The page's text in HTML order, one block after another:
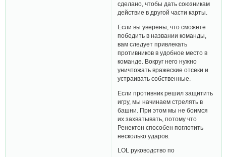
сделано, чтобы дать союзникам
действие в другой части карты.
Если вы уверены, что сможете
победить в названии команды,
вам следует привлекать
противников в удобное место в
команде. Вокруг него нужно
уничтожать вражеские отсеки и
устраивать собственные.
Если противник решил защитить
игру, мы начинаем стрелять в
башни. При этом мы не боимся
их захватывать, потому что
Ренектон способен поглотить
несколько ударов.
LOL руководство по